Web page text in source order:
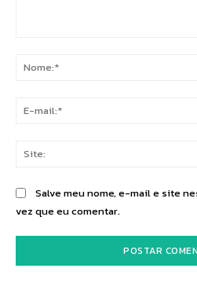
Salve meu nome, e-mail e site
vez que eu comentar.